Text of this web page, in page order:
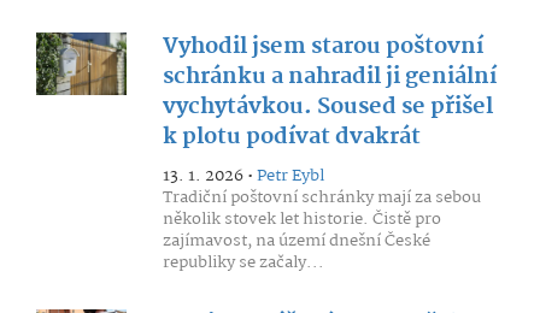
Vyhodil jsem starou poštovní
schránku a nahradil ji geniální
vychytávkou. Soused se přišel
k plotu podívat dvakrát
13. 1. 2026 •Petr Eybl
Tradiční poštovní schránky mají za sebou
několik stovek let historie. Čistě pro
zajímavost, na území dnešní České
republiky se začaly...